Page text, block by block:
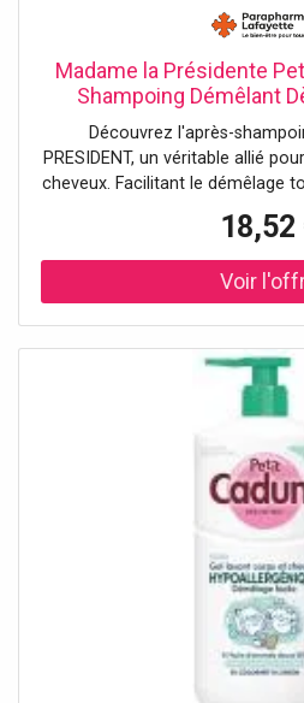
Madame la Présidente
Shampoing Démêlant
Flacon-
Découvrez l'après-
PRESIDENT, un véritable allié
cheveux. Facilitant le démêlage
18,52